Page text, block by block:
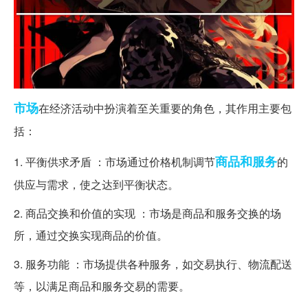
市场在经济活动中扮演着至关重要的角色，其作用主要包
括：
1. 平衡供求矛盾 ：市场通过价格机制调节商品和服务的
供应与需求，使之达到平衡状态。
2. 商品交换和价值的实现 ：市场是商品和服务交换的场
所，通过交换实现商品的价值。
3. 服务功能 ：市场提供各种服务，如交易执行、物流配送
等，以满足商品和服务交易的需要。